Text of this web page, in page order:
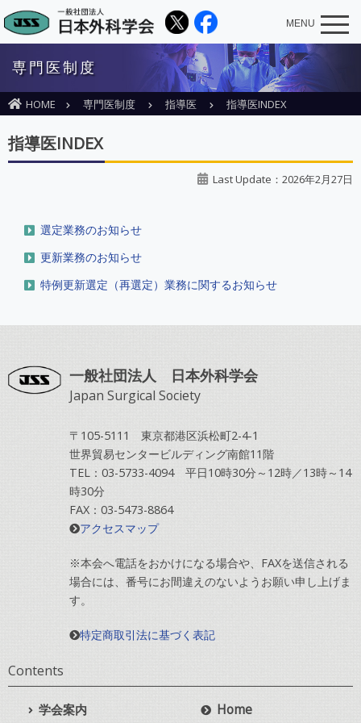
MENU
専門医制度
HOME 専門医制度 指導医 指導医INDEX
指導医INDEX
Last Update：2026年2月27日
選定業務のお知らせ
更新業務のお知らせ
特例更新選定（再選定）業務に関するお知らせ
一般社団法人 日本外科学会
Japan Surgical Society
〒105-5111 東京都港区浜松町2-4-1
世界貿易センタービルディング南館11階
TEL：03-5733-4094 平日10時30分～12時／13時～14
時30分
FAX：03-5473-8864
アクセスマップ
※本会へ電話をおかけになる場合や、FAXを送信される
場合には、番号にお間違えのないようお願い申し上げま
す。
特定商取引法に基づく表記
Contents
学会案内
Home